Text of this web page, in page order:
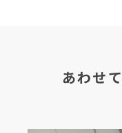
あわせ